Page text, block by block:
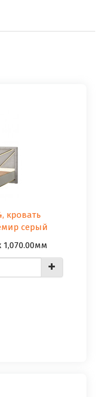
кровать
серый
1,070.00мм